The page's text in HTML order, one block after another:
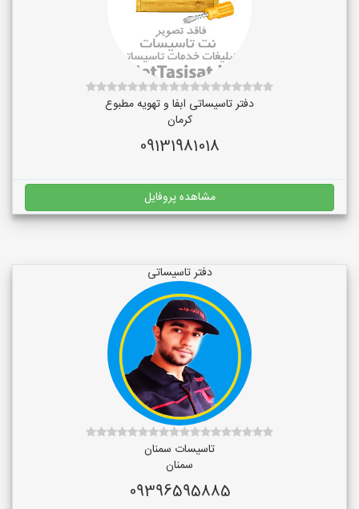
دفتر تاسیساتی ابفا و تهویه مطبوع
کرمان
09131981018
مشاهده پروفایل
دفتر تاسیساتی
تاسیسات سمنان
سمنان
09396595885